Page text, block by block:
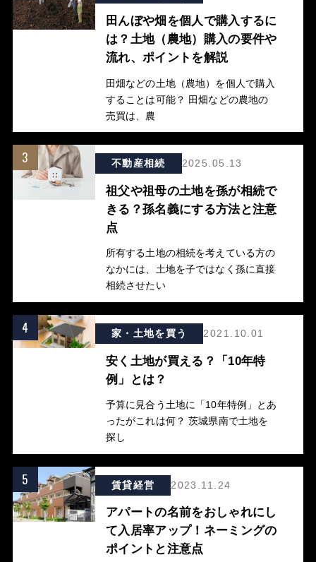
田んぼや畑を個人で購入するに
は？土地（農地）購入の要件や
流れ、ポイントを解説
田畑などの土地（農地）を個人で購入
することは可能？ 田畑などの農地の
売買は、農
3 不動産相続 2025.05.13
祖父や祖母の土地を孫が相続で
きる？孫名義にする方法と注意
点
所有する土地の相続を考えている方の
なかには、土地を子ではなく孫に直接
相続させたい
4 家・土地を買う 2021.10.01
安く土地が買える？「10年特
例」とは？
予算に見合う土地に「10年特例」とあ
ったがこれは何？ 茨城県南で土地を
探し
5 賃貸経営 2023.11.24
アパートの名前をおしゃれにし
て入居率アップ！ネーミングの
ポイントと注意点